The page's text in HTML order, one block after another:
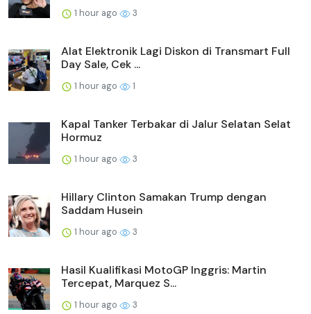
1 hour ago 3
Alat Elektronik Lagi Diskon di Transmart Full
Day Sale, Cek ...
1 hour ago 1
Kapal Tanker Terbakar di Jalur Selatan Selat
Hormuz
1 hour ago 3
Hillary Clinton Samakan Trump dengan
Saddam Husein
1 hour ago 3
Hasil Kualifikasi MotoGP Inggris: Martin
Tercepat, Marquez S...
1 hour ago 3